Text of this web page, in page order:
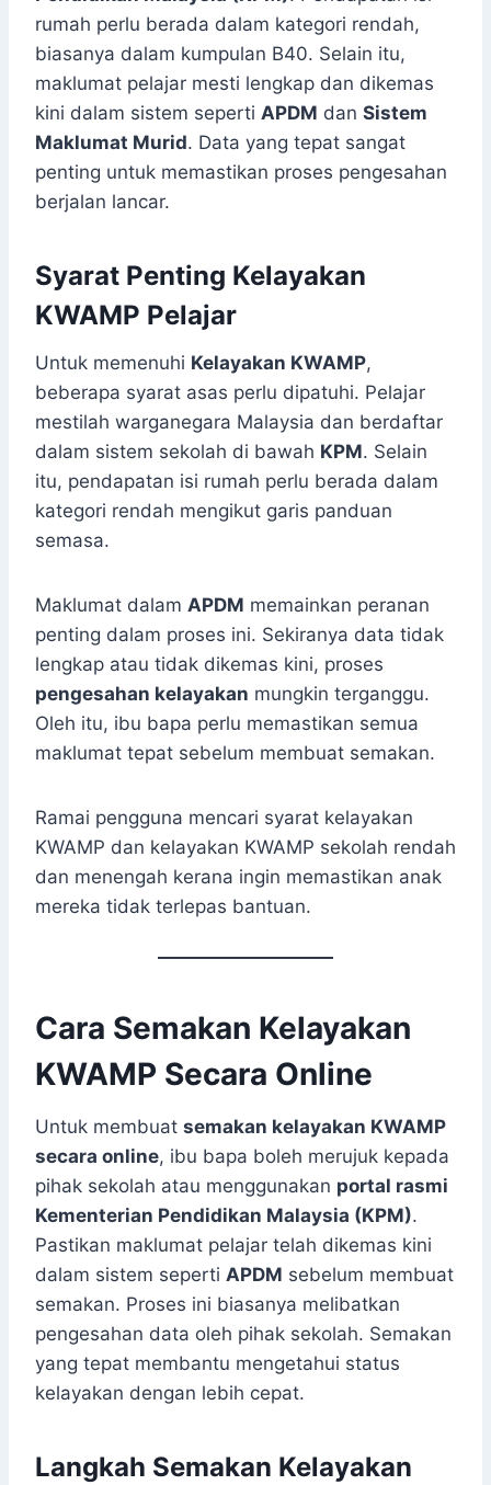
rumah perlu berada dalam kategori rendah,
biasanya dalam kumpulan B40. Selain itu,
maklumat pelajar mesti lengkap dan dikemas
kini dalam sistem seperti APDM dan Sistem
Maklumat Murid. Data yang tepat sangat
penting untuk memastikan proses pengesahan
berjalan lancar.
Syarat Penting Kelayakan
KWAMP Pelajar
Untuk memenuhi Kelayakan KWAMP,
beberapa syarat asas perlu dipatuhi. Pelajar
mestilah warganegara Malaysia dan berdaftar
dalam sistem sekolah di bawah KPM. Selain
itu, pendapatan isi rumah perlu berada dalam
kategori rendah mengikut garis panduan
semasa.
Maklumat dalam APDM memainkan peranan
penting dalam proses ini. Sekiranya data tidak
lengkap atau tidak dikemas kini, proses
pengesahan kelayakan mungkin terganggu.
Oleh itu, ibu bapa perlu memastikan semua
maklumat tepat sebelum membuat semakan.
Ramai pengguna mencari syarat kelayakan
KWAMP dan kelayakan KWAMP sekolah rendah
dan menengah kerana ingin memastikan anak
mereka tidak terlepas bantuan.
Cara Semakan Kelayakan
KWAMP Secara Online
Untuk membuat semakan kelayakan KWAMP
secara online, ibu bapa boleh merujuk kepada
pihak sekolah atau menggunakan portal rasmi
Kementerian Pendidikan Malaysia (KPM).
Pastikan maklumat pelajar telah dikemas kini
dalam sistem seperti APDM sebelum membuat
semakan. Proses ini biasanya melibatkan
pengesahan data oleh pihak sekolah. Semakan
yang tepat membantu mengetahui status
kelayakan dengan lebih cepat.
Langkah Semakan Kelayakan